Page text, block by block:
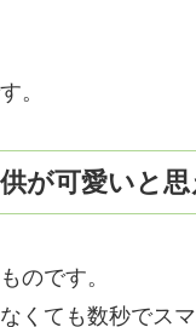
。
が可愛いと
のです。
くても数秒でス